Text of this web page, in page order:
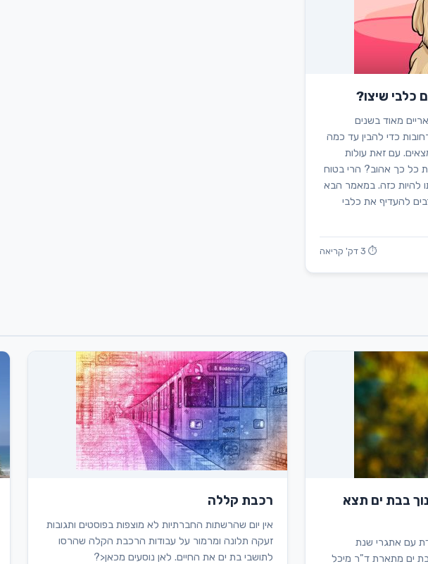
כלבי שיצו?
מאוד בשנים
כדי להבין עד כמה
עם זאת עולות
כל כך אהוב? הרי בטוח
להיות כזה. במאמר הבא
להעדיף את כלבי
⏱ 3 דק' קריאה
בבת ים תצא
עם אתגרי שנת
בת ים מתארת ד"ר מיכל
רכבת קללה
אין יום שהרשתות החברתיות לא מוצפות בפוסטים ותגובות
זעקה תלונה ומרמור על עבודות הרכבת הקלה שהרסו
לתושבי בת ים את החיים. לאן נוסעים מכאן<?